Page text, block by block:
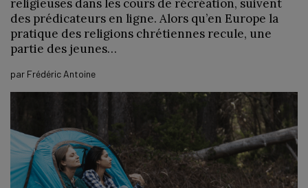
religieuses dans les cours de récréation, suivent
des prédicateurs en ligne. Alors qu’en Europe la
pratique des religions chrétiennes recule, une
partie des jeunes…
par Frédéric Antoine